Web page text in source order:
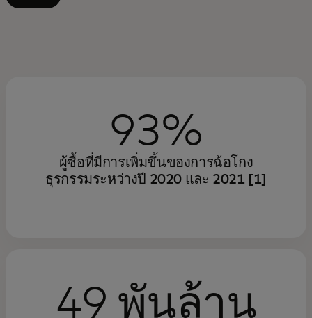
93%
ผู้ซื้อที่มีการเพิ่มขึ้นของการฉ้อโกง
ธุรกรรมระหว่างปี 2020 และ 2021 [1]
49 พันล้าน